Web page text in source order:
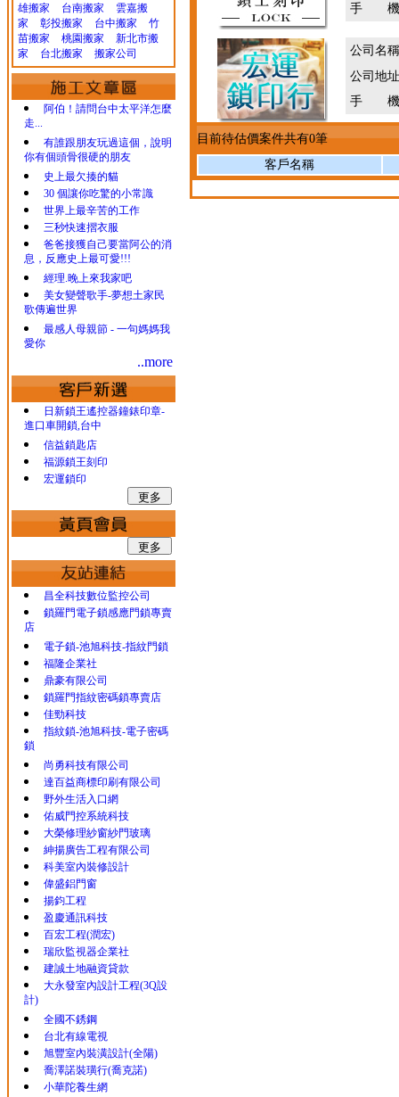
雄搬家
台南搬家
雲嘉搬
家
彰投搬家 台中搬家
竹
苗搬家
桃園搬家
新北市搬
家
台北搬家 搬家公司
阿伯！請問台中太平洋怎麼
走...
有誰跟朋友玩過這個，說明
你有個頭骨很硬的朋友
史上最欠揍的貓
30 個讓你吃驚的小常識
世界上最辛苦的工作
三秒快速摺衣服
爸爸接獲自己要當阿公的消
息，反應史上最可愛!!!
經理.晚上來我家吧
美女變聲歌手-夢想土家民
歌傳遍世界
最感人母親節 - 一句媽媽我
愛你
..more
日新鎖王遙控器鐘錶印章-
進口車開鎖,台中
信益鎖匙店
福源鎖王刻印
宏運鎖印
昌全科技數位監控公司
鎖羅門電子鎖感應門鎖專賣
店
電子鎖-池旭科技-指紋門鎖
福隆企業社
鼎豪有限公司
鎖羅門指紋密碼鎖專賣店
佳勁科技
指紋鎖-池旭科技-電子密碼
鎖
尚勇科技有限公司
達百益商標印刷有限公司
野外生活入口網
佑威門控系統科技
大榮修理紗窗紗門玻璃
紳揚廣告工程有限公司
科美室內裝修設計
偉盛鋁門窗
揚鈞工程
盈慶通訊科技
百宏工程(潤宏)
瑞欣監視器企業社
建誠土地融資貸款
大永發室內設計工程(3Q設
計)
全國不銹鋼
台北有線電視
旭豐室內裝潢設計(全陽)
喬澤諾裝璜行(喬克諾)
小華陀養生網
手 機
公司名
公司地
手 機
目前待估價案件共有0筆
客戶名稱